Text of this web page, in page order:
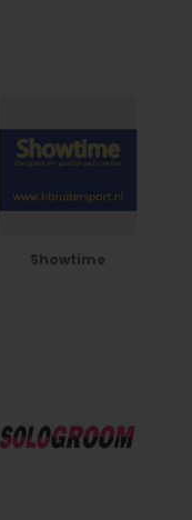
Showtime